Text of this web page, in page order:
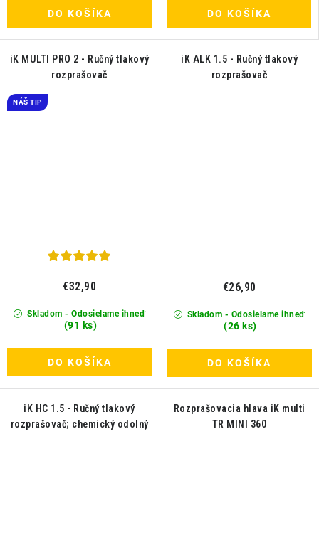
DO KOŠÍKA DO KOŠÍKA
iK MULTI PRO 2 - Ručný tlakový
rozprašovač
NÁŠ TIP
Skladom - Odosielame ihneď
(91 ks)
€32,90
DO KOŠÍKA
iK ALK 1.5 - Ručný tlakový
rozprašovač
Skladom - Odosielame ihneď
(26 ks)
€26,90
DO KOŠÍKA
iK HC 1.5 - Ručný tlakový
rozprašovač; chemický odolný
Rozprašovacia hlava iK multi
TR MINI 360